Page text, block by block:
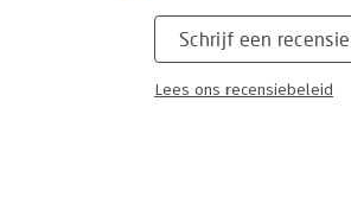
Schrijf een recensie
Lees ons recensiebeleid